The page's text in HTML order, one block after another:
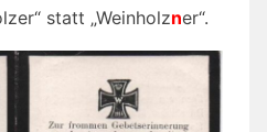
statt „Weinholzner“.